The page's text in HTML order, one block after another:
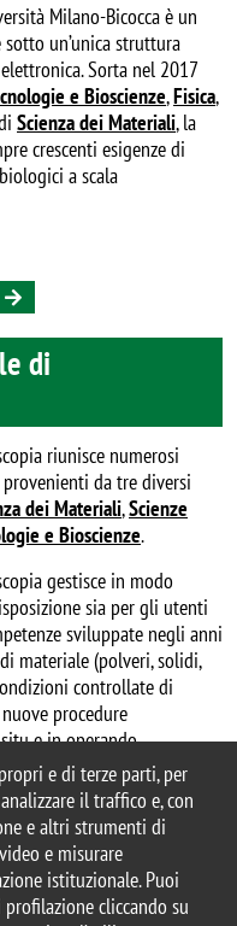
e di terze parti, per
il traffico e, con
e altri strumenti di
e misurare
istituzionale. Puoi
cliccando su
Milano-Bicocca è un
un’unica struttura
Sorta nel 2017
e Bioscienze,Fisica,
Scienza dei Materiali, la
crescenti esigenze di
a scala
di
riunisce numerosi
da tre diversi
dei Materiali,Scienze
e Bioscienze.
gestisce in modo
sia per gli utenti
sviluppate negli anni
materiale (polveri, solidi,
controllate di
procedure
e in operando.
Studi di Milano-Bicocca